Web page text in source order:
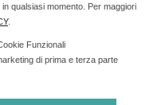
Stampa del Tribunale
2015.
da Invitalia a saldo
qualsiasi momento. Per maggiori
.
Funzionali
di prima e terza parte